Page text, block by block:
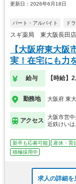
更新日：2026年6月18日
パート・アルバイト ド
スギ薬局 東大阪長田
【大阪府東大
実！在宅にも力
す。
給与 【時給】
勤務地 大阪府 東
アクセス
大阪市営
近鉄けい
新卒も応募可能 産休・育
積極採用中
求人の詳細を